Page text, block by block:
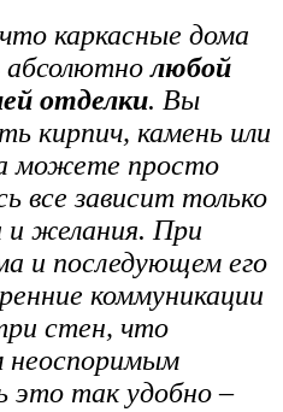
каркасные дома
абсолютнолюбой
отделки. Вы
кирпич, камень или
можете просто
все зависит только
желания. При
и последующем его
коммуникации
стен, что
неоспоримым
это так удобно –